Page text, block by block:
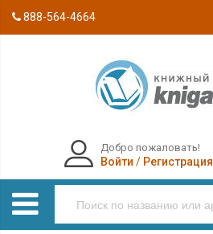
888-564-4664
Добро пожаловать!
Войти / Регистрация